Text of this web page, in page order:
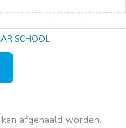
SCHOOL
afgehaald worden.